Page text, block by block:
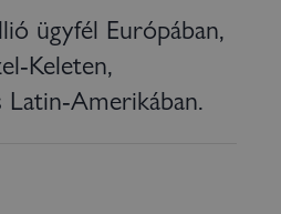
ügyfél Európában,
Keleten,
Amerikában.